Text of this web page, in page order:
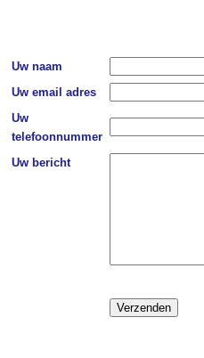
Uw naam
Uw email adres
Uw
telefoonnummer
Uw bericht